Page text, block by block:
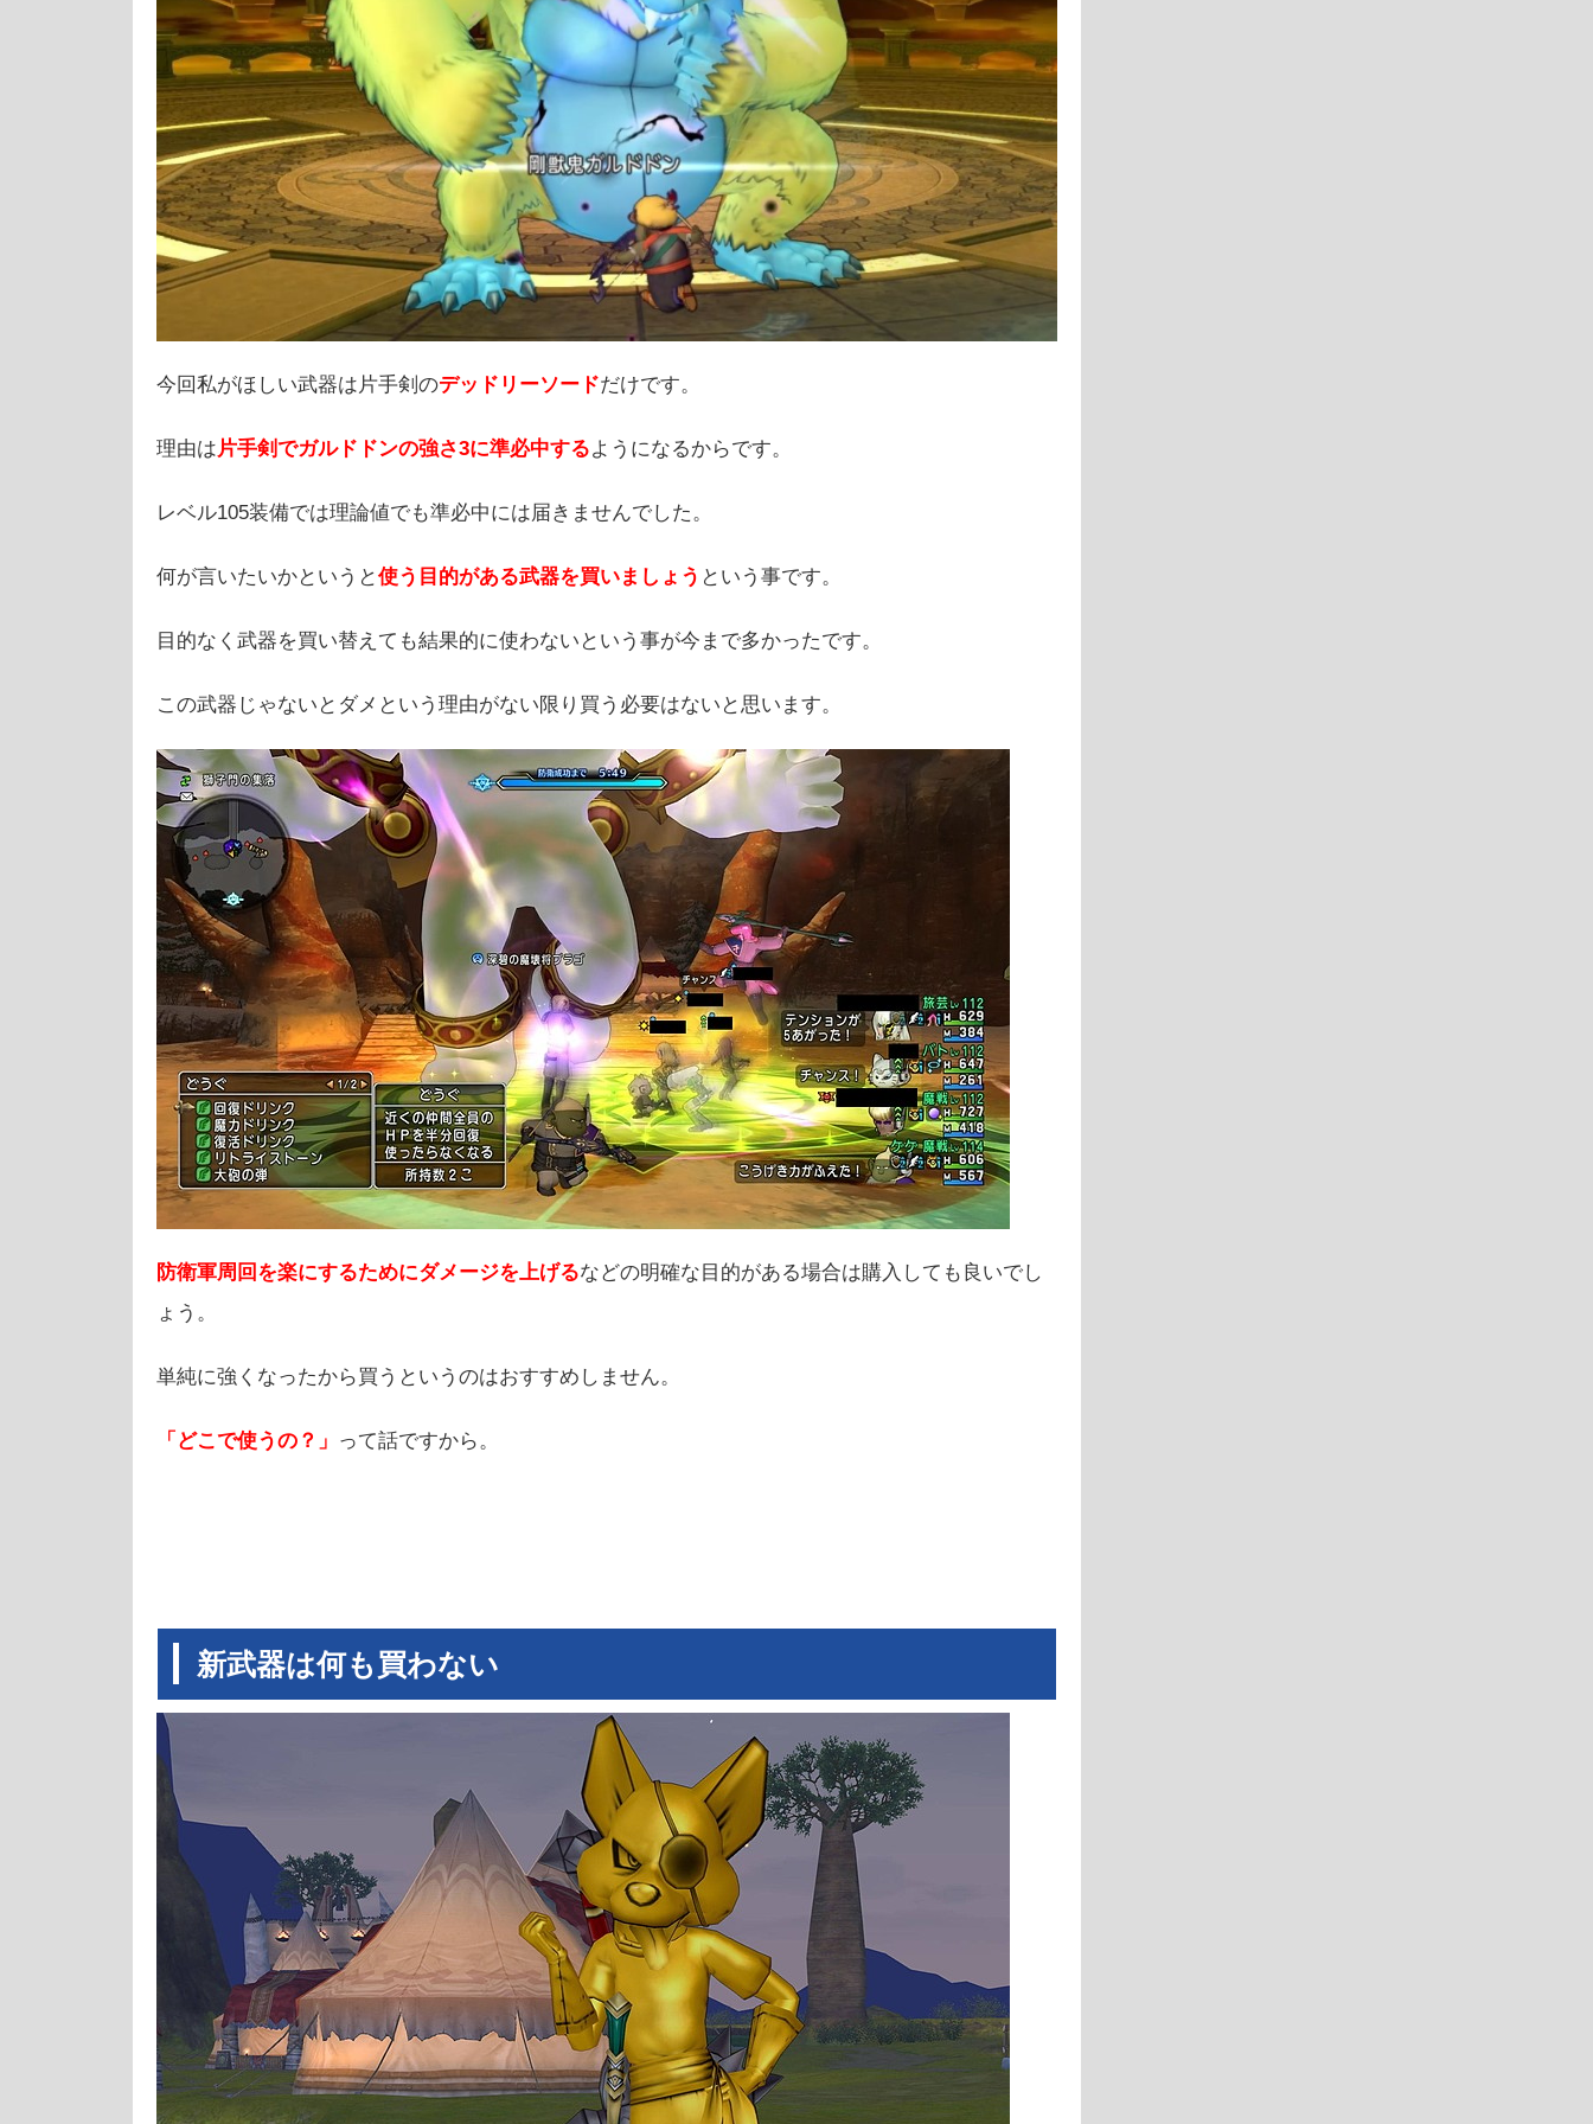
今回私がほしい武器は片手剣のデッドリーソードだけです。
理由は 片手剣でガルドドンの強さ3に準必中するようになるからです。
レベル105装備では理論値でも準必中には届きませんでした。
何が言いたいかというと使う目的がある武器を買いましょう という事です。
目的なく武器を買い替えても結果的に使わないという事が今まで多かったです。
この武器じゃないとダメという理由がない限り買う必要はないと思います。
防衛軍周回を楽にするためにダメージを上げるなどの明確な目的がある場合は購入しても良いでし
ょう。
単純に強くなったから買うというのはおすすめしません。
「どこで使うの？」 って話ですから。
新武器は何も買わない